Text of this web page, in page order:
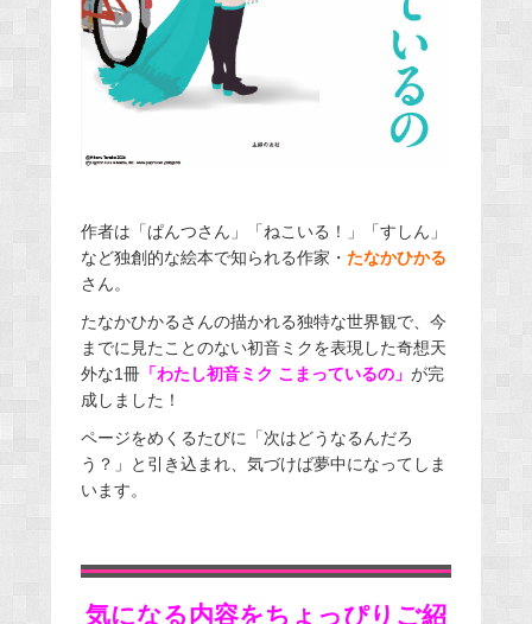
作者は「ぱんつさん」「ねこいる！」「すしん」
など独創的な絵本で知られる作家・ たなかひかる
さん。
たなかひかるさんの描かれる独特な世界観で、今
までに見たことのない初音ミクを表現した奇想天
外な1冊「わたし初音ミク こまっているの」 が完
成しました！
ページをめくるたびに「次はどうなるんだろ
う？」と引き込まれ、気づけば夢中になってしま
います。
気になる内容をちょっぴりご紹